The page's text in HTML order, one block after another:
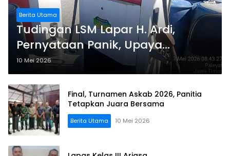
Berita Utama
Tudingan LSM Lapar H. Ardi,
Pernyataan Panik, Upaya
Pembunuhan Karakter Terhadap
Johari
10 Mei 2026
Final, Turnamen Askab 2026, Panitia
Tetapkan Juara Bersama
Berita Utama 10 Mei 2026